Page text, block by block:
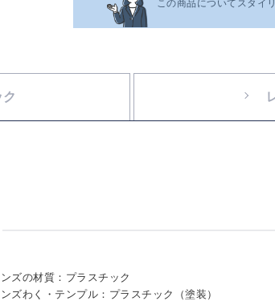
この商品についてスタイ
ズの材質：プラスチック
ズわく・テンプル：プラスチック（塗装）